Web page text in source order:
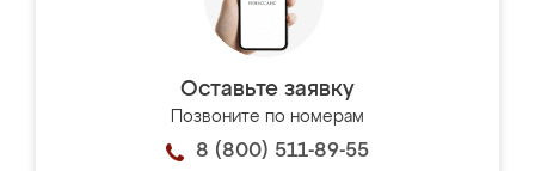
Оставьте заявку
Позвоните по номерам
8 (800) 511-89-55